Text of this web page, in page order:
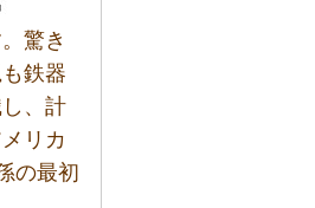
驚き
鉄器
、計
リカ
の最初